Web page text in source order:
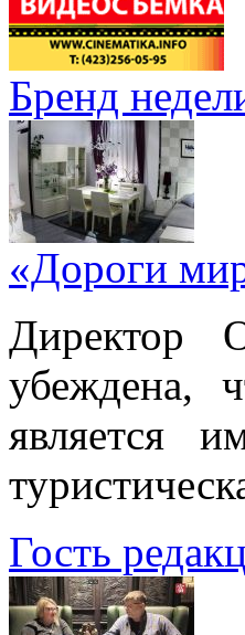
Бренд
«Дороги
Директор
убеждена,
является
Гость